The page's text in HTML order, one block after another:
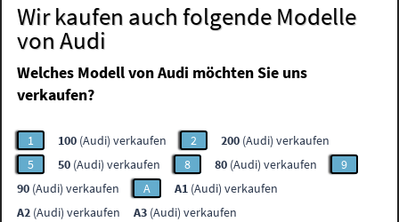
Wir kaufen auch folgende Modelle
von Audi
Welches Modell von Audi möchten Sie uns
verkaufen?
1 100 (Audi) verkaufen 2 200 (Audi) verkaufen
5
50 (Audi) verkaufen 8 80 (Audi) verkaufen
9
90 (Audi) verkaufen A A1 (Audi) verkaufen
A2 (Audi) verkaufen A3 (Audi) verkaufen